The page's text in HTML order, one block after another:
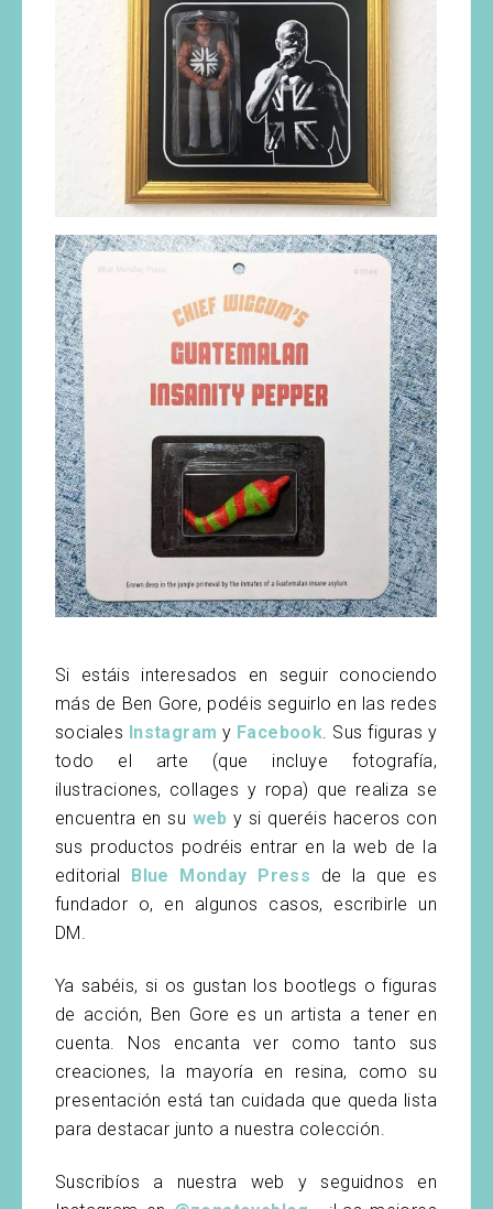
Si estáis interesados en seguir conociendo
más de Ben Gore, podéis seguirlo en las redes
sociales Instagram y Facebook. Sus figuras y
todo el arte (que incluye fotografía,
ilustraciones, collages y ropa) que realiza se
encuentra en su web y si queréis haceros con
sus productos podréis entrar en la web de la
editorial
Blue Monday Press de la que es
fundador o, en algunos casos, escribirle un
DM.
Ya sabéis, si os gustan los bootlegs o figuras
de acción, Ben Gore es un artista a tener en
cuenta. Nos encanta ver como tanto sus
creaciones, la mayoría en resina, como su
presentación está tan cuidada que queda lista
para destacar junto a nuestra colección.
Suscribíos a nuestra web y seguidnos en